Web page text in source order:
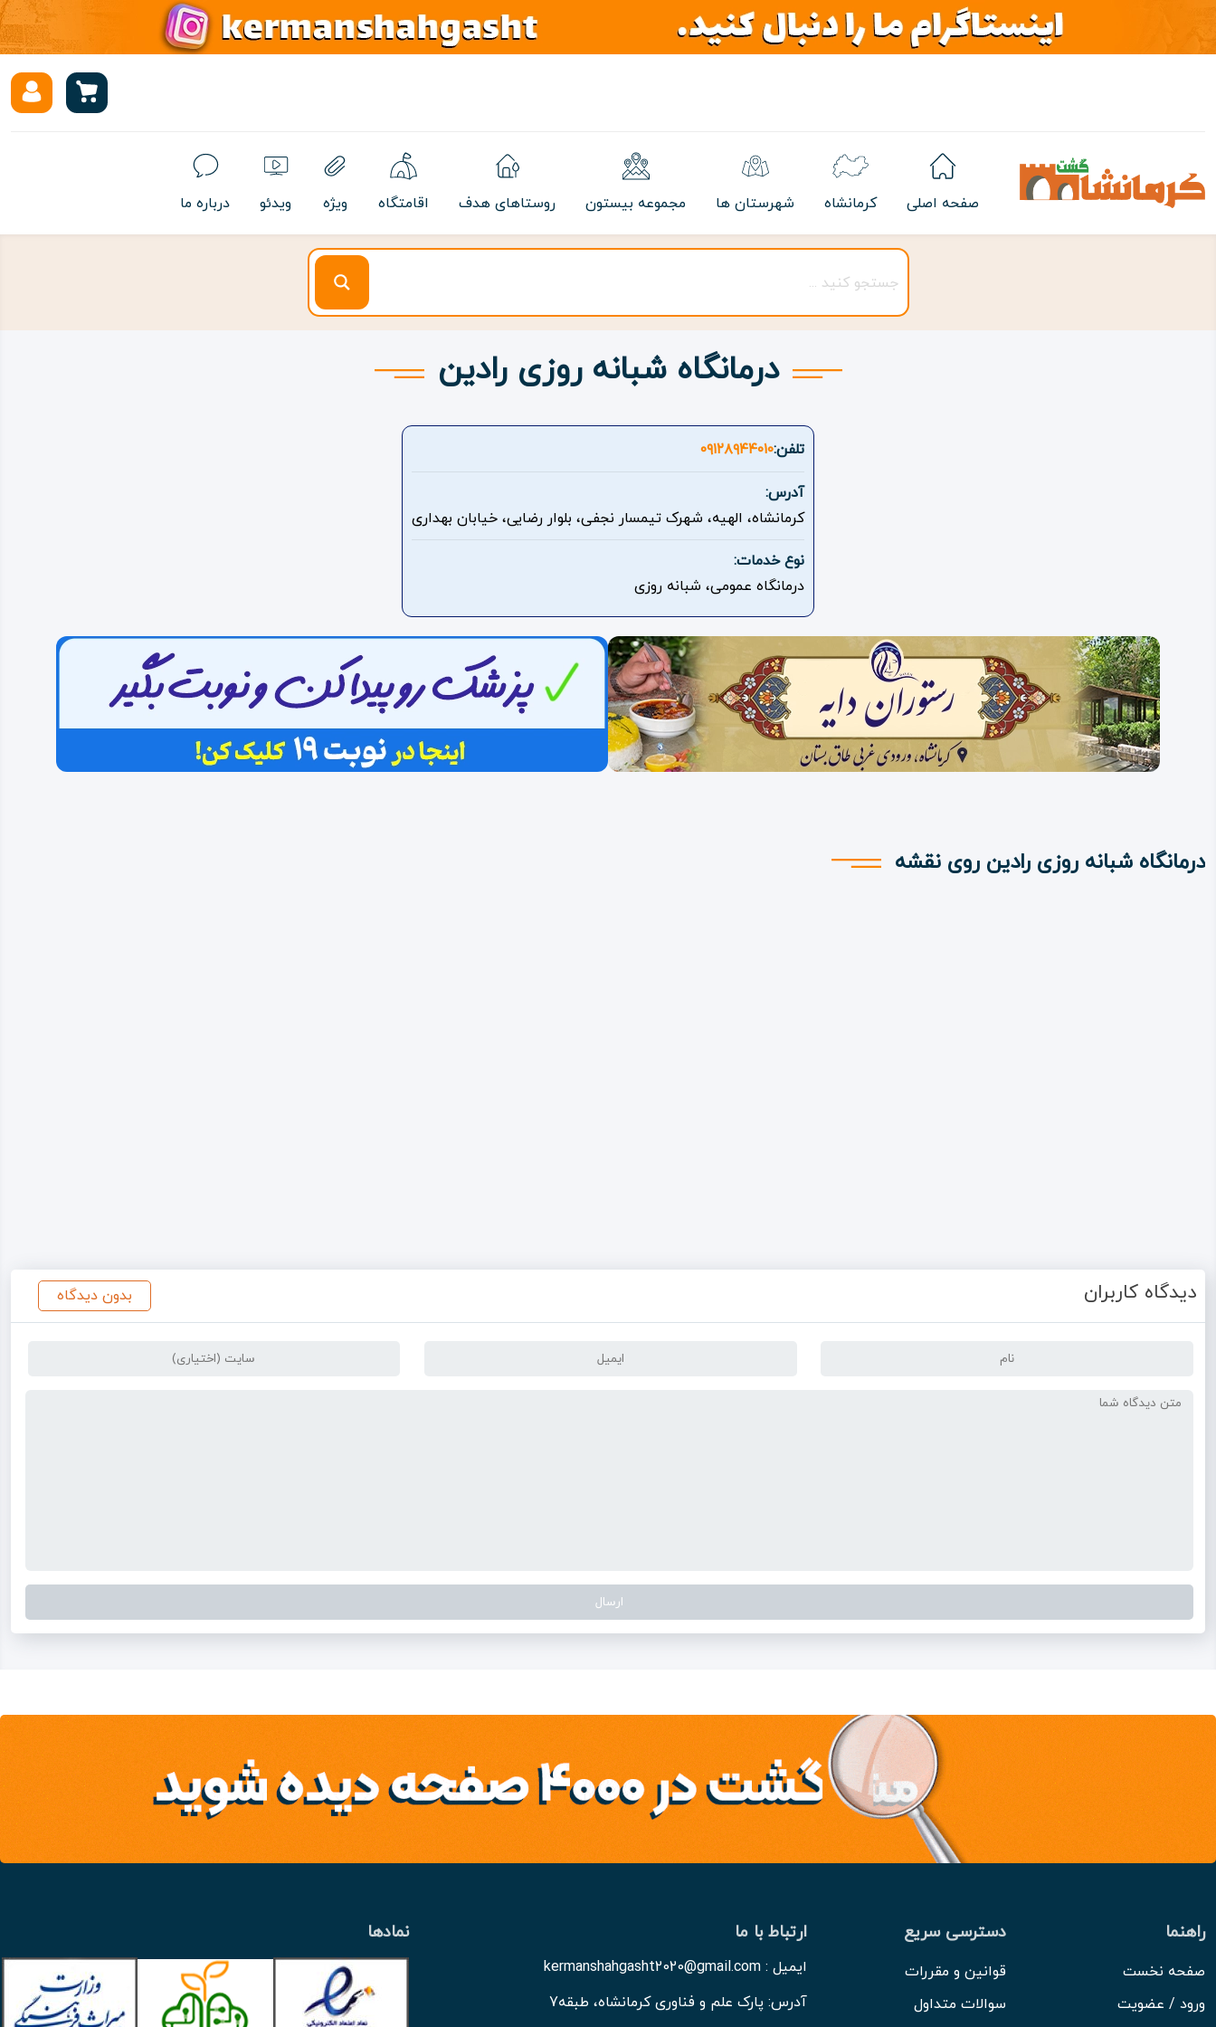
صفحه اصلی کرمانشاه شهرستان ها مجموعه بیستون روستاهای هدف اقامتگاه ویژه ویدئو درباره ما
درمانگاه شبانه روزی رادین
تلفن:۰۹۱۲۸۹۴۴۰۱۰
آدرس:
کرمانشاه، الهیه، شهرک تیمسار نجفی، بلوار رضایی، خیابان بهداری
نوع خدمات:
درمانگاه عمومی، شبانه روزی
درمانگاه شبانه روزی رادین روی نقشه
دیدگاه کاربران بدون دیدگاه
راهنما
صفحه نخست
ورود / عضویت
دسترسی سریع
قوانین و مقررات
سوالات متداول
ارتباط با ما
ایمیل : kermanshahgasht2020@gmail.com
آدرس: پارک علم و فناوری کرمانشاه، طبقه7
نمادها